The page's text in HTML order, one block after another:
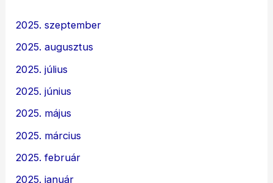
2025. szeptember
2025. augusztus
2025. július
2025. június
2025. május
2025. március
2025. február
2025. január